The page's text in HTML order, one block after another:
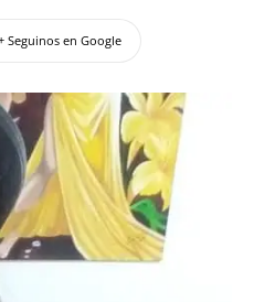
Seguinos en Google